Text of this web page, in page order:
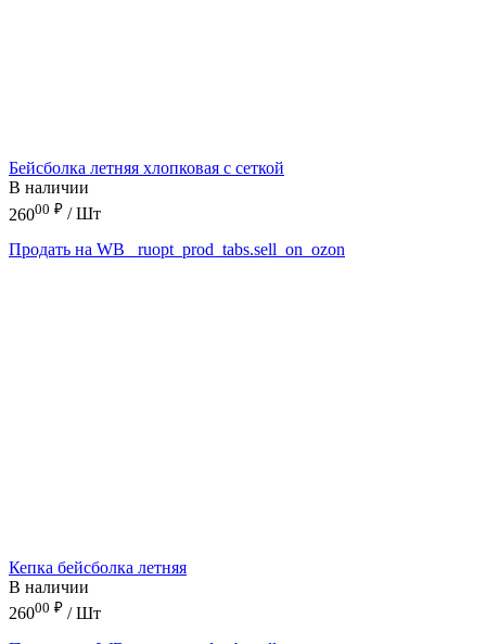
Бейсболка летняя хлопковая с сеткой
В наличии
26000 ₽ / Шт
Продать на WB
_ruopt_prod_tabs.sell_on_ozon
Кепка бейсболка летняя
В наличии
26000 ₽ / Шт